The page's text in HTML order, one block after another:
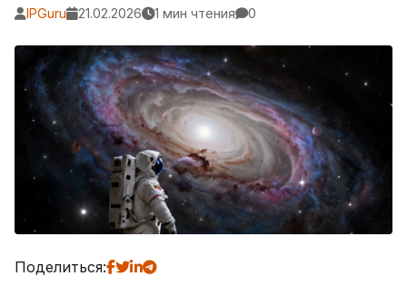
IPGuru 21.02.2026 1 мин чтения 0
Поделиться: